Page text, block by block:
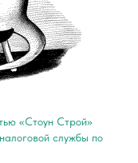
«Стоун Строй»
службы по